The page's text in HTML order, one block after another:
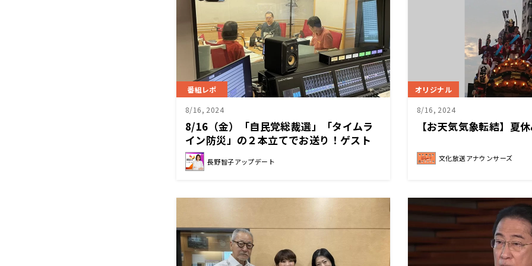
番組レポ
8/16, 2024
8/16（金）「自民党総裁選」「タイムラ
イン防災」の２本立てでお送り！ゲスト
は角谷浩一さん松尾一郎さん！！！
長野智子アップデート
オリジナル
8/16, 2024
【お天気気象転結】夏
文化放送アナウンサーズ